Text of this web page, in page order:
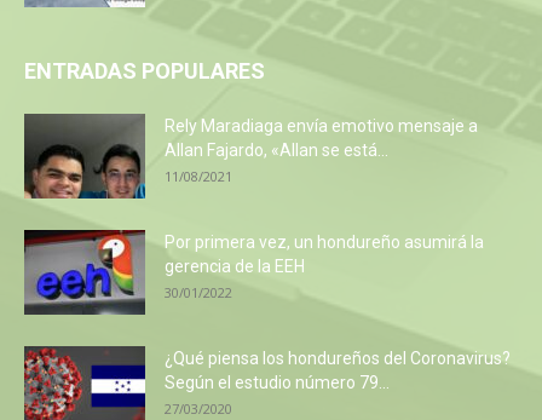
ENTRADAS POPULARES
Rely Maradiaga envía emotivo mensaje a
Allan Fajardo, «Allan se está...
11/08/2021
Por primera vez, un hondureño asumirá la
gerencia de la EEH
30/01/2022
¿Qué piensa los hondureños del Coronavirus?
Según el estudio número 79...
27/03/2020